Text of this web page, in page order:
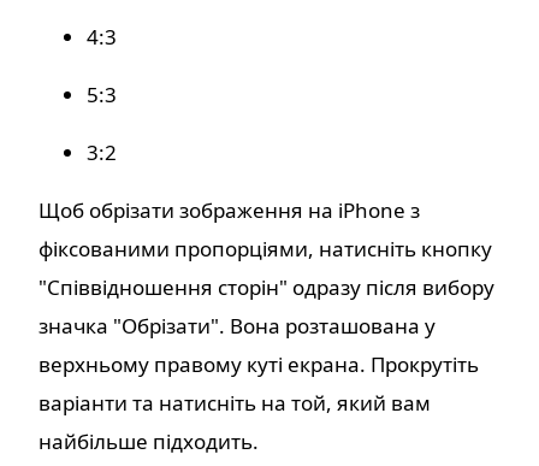
4:3
5:3
3:2
Щоб обрізати зображення на iPhone з
фіксованими пропорціями, натисніть кнопку
"Співвідношення сторін" одразу після вибору
значка "Обрізати". Вона розташована у
верхньому правому куті екрана. Прокрутіть
варіанти та натисніть на той, який вам
найбільше підходить.